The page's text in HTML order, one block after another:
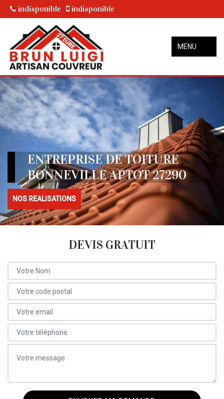
indisponible indisponible
MENU
ENTREPRISE DE TOITURE
BONNEVILLE APTOT 27290
NOS REALISATIONS
DEVIS GRATUIT